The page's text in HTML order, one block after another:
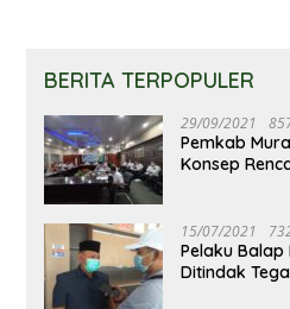
BERITA TERPOPULER
29/09/2021
Pemkab
Konsep
15/07/2021
Pelaku Balap
Ditindak